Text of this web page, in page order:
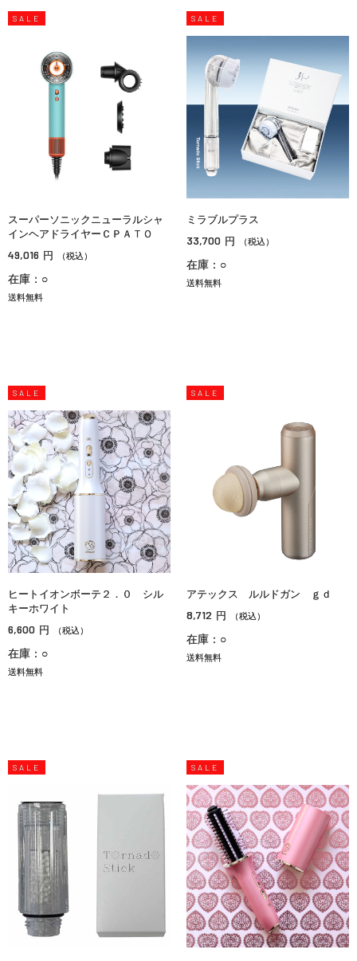
SALE
スーパーソニックニューラルシャ
インヘアドライヤーＣＰＡＴＯ
49,016 円 （税込）
在庫：○
送料無料
SALE
ミラブルプラス
33,700 円 （税込）
在庫：○
送料無料
SALE
ヒートイオンボーテ２．０ シル
キーホワイト
6,600 円 （税込）
在庫：○
送料無料
SALE
アテックス ルルドガン ｇｄ
8,712 円 （税込）
在庫：○
送料無料
SALE SALE